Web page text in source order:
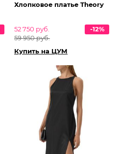
Хлопковое платье Theory
52 750 руб.
59 950 руб.
-12%
Купить на ЦУМ